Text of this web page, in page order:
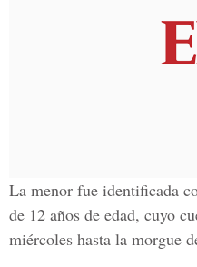
La menor fue identificada
de 12 años de edad, cuyo
miércoles hasta la morgue